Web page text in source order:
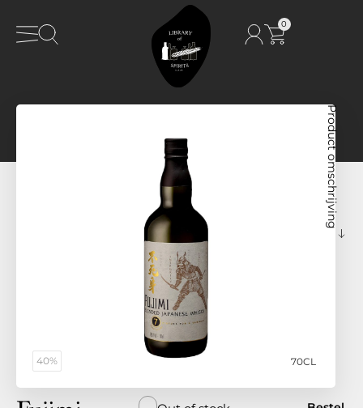
0
40% 70CL
Product omschrijving